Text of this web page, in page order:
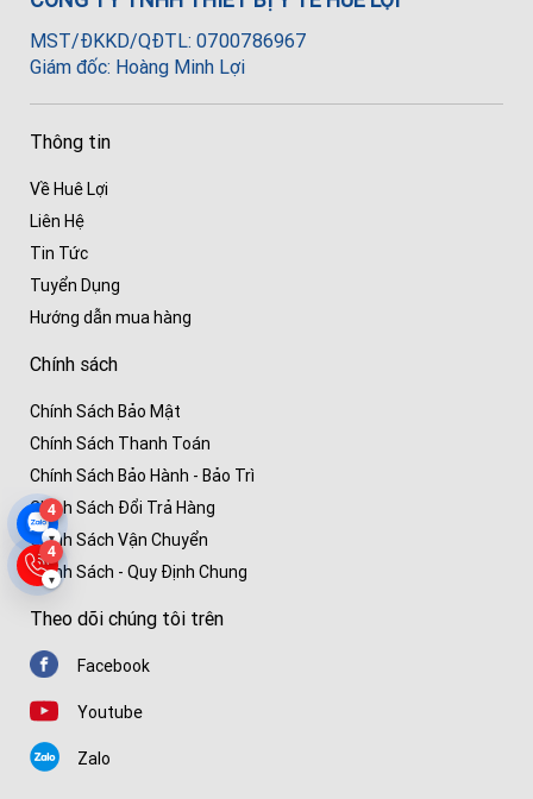
4
▾
4
▾
MST/ĐKKD/QĐTL: 0700786967
Giám đốc: Hoàng Minh Lợi
Thông tin
Về Huê Lợi
Liên Hệ
Tin Tức
Tuyển Dụng
Hướng dẫn mua hàng
Chính sách
Chính Sách Bảo Mật
Chính Sách Thanh Toán
Chính Sách Bảo Hành - Bảo Trì
Chính Sách Đổi Trả Hàng
Chính Sách Vận Chuyển
Chính Sách - Quy Định Chung
Theo dõi chúng tôi trên
Facebook
Youtube
Zalo